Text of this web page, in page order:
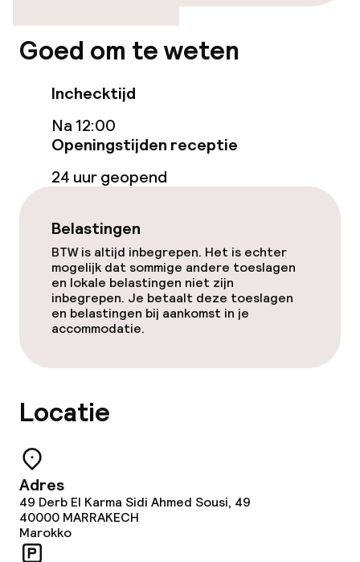
Kamers
Kamers voor rokers beschikbaar
Zwemmen & wellness
Zoetwater binnenzwembad
Ligstoelen
Parasols
Solarium
Turks stoombad (hamam)
Entertainment
Gratis wifi
Terras
Zonneterras
Goed om te weten
Inchecktijd
Na 12:00
Openingstijden receptie
24 uur geopend
Belastingen
BTW is altijd inbegrepen. Het is echter
mogelijk dat sommige andere toeslagen
en lokale belastingen niet zijn
inbegrepen. Je betaalt deze toeslagen
en belastingen bij aankomst in je
accommodatie.
Locatie
Adres
49 Derb El Karma Sidi Ahmed Sousi, 49
40000 MARRAKECH
Marokko